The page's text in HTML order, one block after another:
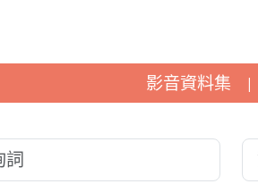
影音資料集 |